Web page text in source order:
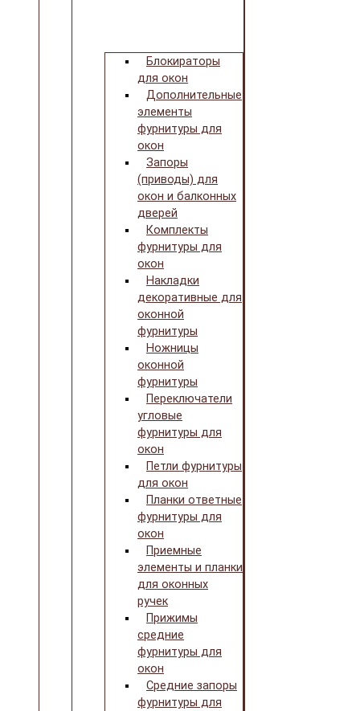
Блокираторы
для окон
Дополнительные
элементы
фурнитуры для
окон
Запоры
(приводы) для
окон и балконных
дверей
Комплекты
фурнитуры для
окон
Накладки
декоративные для
оконной
фурнитуры
Ножницы
оконной
фурнитуры
Переключатели
угловые
фурнитуры для
окон
Петли фурнитуры
для окон
Планки ответные
фурнитуры для
окон
Приемные
элементы и планки
для оконных
ручек
Прижимы
средние
фурнитуры для
окон
Средние запоры
фурнитуры для